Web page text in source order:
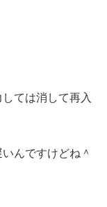
ては消して再入
んですけどね＾